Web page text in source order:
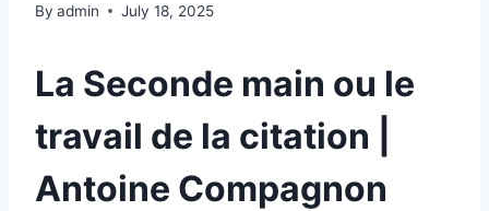
By admin July 18, 2025
La Seconde main ou le
travail de la citation |
Antoine Compagnon